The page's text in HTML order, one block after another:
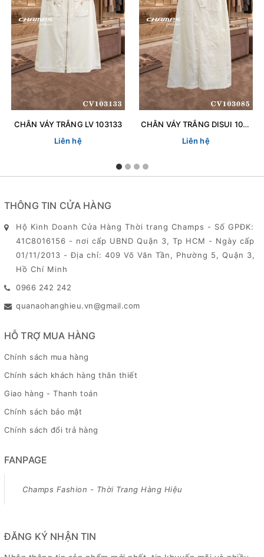
CHÂN VÁY TRẮNG LV 103133
Liên hệ
CHÂN VÁY TRẮNG DISUI 103085
Liên hệ
THÔNG TIN CỬA HÀNG
Hộ Kinh Doanh Cửa Hàng Thời trang Champs - Số GPĐK:
41C8016156 - nơi cấp UBND Quận 3, Tp HCM - Ngày cấp
01/11/2013 - Địa chỉ: 409 Võ Văn Tần, Phường 5, Quận 3,
Hồ Chí Minh
0966 242 242
quanaohanghieu.vn@gmail.com
HỖ TRỢ MUA HÀNG
Chính sách mua hàng
Chính sách khách hàng thân thiết
Giao hàng - Thanh toán
Chính sách bảo mật
Chính sách đổi trả hàng
FANPAGE
Champs Fashion - Thời Trang Hàng Hiệu
ĐĂNG KÝ NHẬN TIN